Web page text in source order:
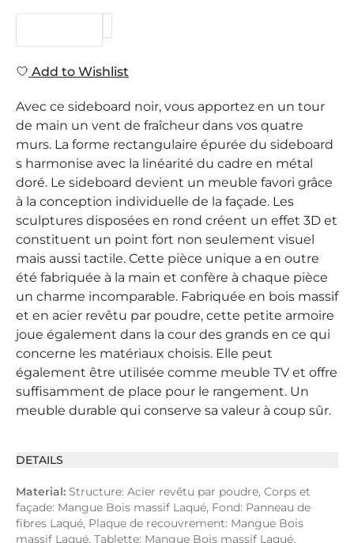
Add to Wishlist
Avec ce sideboard noir, vous apportez en un tour
de main un vent de fraîcheur dans vos quatre
murs. La forme rectangulaire épurée du sideboard
s harmonise avec la linéarité du cadre en métal
doré. Le sideboard devient un meuble favori grâce
à la conception individuelle de la façade. Les
sculptures disposées en rond créent un effet 3D et
constituent un point fort non seulement visuel
mais aussi tactile. Cette pièce unique a en outre
été fabriquée à la main et confère à chaque pièce
un charme incomparable. Fabriquée en bois massif
et en acier revêtu par poudre, cette petite armoire
joue également dans la cour des grands en ce qui
concerne les matériaux choisis. Elle peut
également être utilisée comme meuble TV et offre
suffisamment de place pour le rangement. Un
meuble durable qui conserve sa valeur à coup sûr.
DETAILS
Material: Structure: Acier revêtu par poudre, Corps et
façade: Mangue Bois massif Laqué, Fond: Panneau de
fibres Laqué, Plaque de recouvrement: Mangue Bois
massif Laqué, Tablette: Mangue Bois massif Laqué,